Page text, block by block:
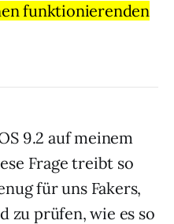
funktionierenden
9.2 auf meinem
Frage treibt so
für uns Fakers,
zu prüfen, wie es so